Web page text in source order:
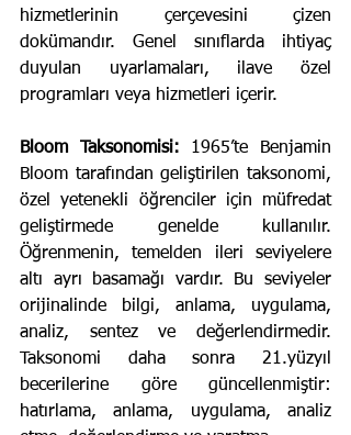
hizmetlerinin çerçevesini çizen
dokümandır. Genel sınıflarda ihtiyaç
duyulan uyarlamaları, ilave özel
programları veya hizmetleri içerir.
Bloom Taksonomisi: 1965’te Benjamin
Bloom tarafından geliştirilen taksonomi,
özel yetenekli öğrenciler için müfredat
geliştirmede genelde kullanılır.
Öğrenmenin, temelden ileri seviyelere
altı ayrı basamağı vardır. Bu seviyeler
orijinalinde bilgi, anlama, uygulama,
analiz, sentez ve değerlendirmedir.
Taksonomi daha sonra 21.yüzyıl
becerilerine göre güncellenmiştir:
hatırlama, anlama, uygulama, analiz